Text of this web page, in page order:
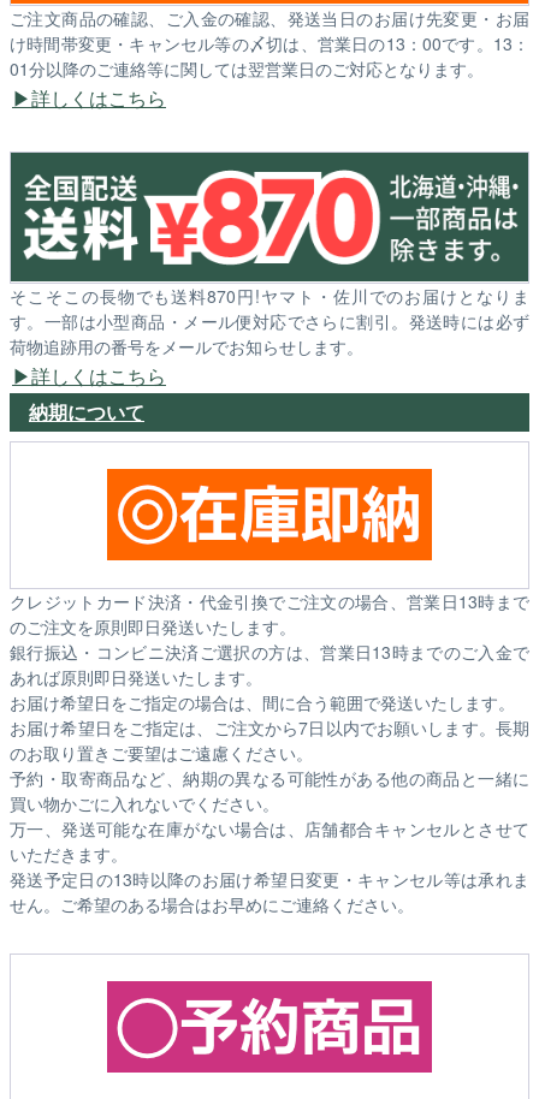
ご注文商品の確認、ご入金の確認、発送当日のお届け先変更・お届
け時間帯変更・キャンセル等の〆切は、営業日の13：00です。13：
01分以降のご連絡等に関しては翌営業日のご対応となります。
詳しくはこちら
そこそこの長物でも送料870円!ヤマト・佐川でのお届けとなりま
す。一部は小型商品・メール便対応でさらに割引。発送時には必ず
荷物追跡用の番号をメールでお知らせします。
詳しくはこちら
納期について
クレジットカード決済・代金引換でご注文の場合、営業日13時まで
のご注文を原則即日発送いたします。
銀行振込・コンビニ決済ご選択の方は、営業日13時までのご入金で
あれば原則即日発送いたします。
お届け希望日をご指定の場合は、間に合う範囲で発送いたします。
お届け希望日をご指定は、ご注文から7日以内でお願いします。長期
のお取り置きご要望はご遠慮ください。
予約・取寄商品など、納期の異なる可能性がある他の商品と一緒に
買い物かごに入れないでください。
万一、発送可能な在庫がない場合は、店舗都合キャンセルとさせて
いただきます。
発送予定日の13時以降のお届け希望日変更・キャンセル等は承れま
せん。ご希望のある場合はお早めにご連絡ください。